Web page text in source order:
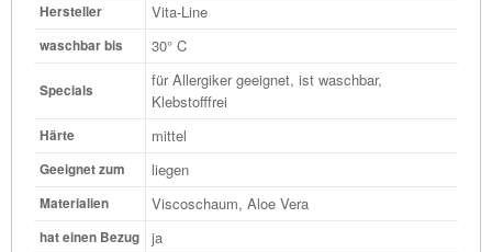
Hersteller Vita-Line
waschbar bis 30° C
Specials
für Allergiker geeignet, ist waschbar,
Klebstofffrei
Härte mittel
Geeignet zum liegen
Materialien Viscoschaum, Aloe Vera
hat einen Bezug ja